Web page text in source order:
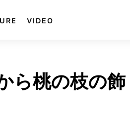
VIDEO
ら桃の枝の飾